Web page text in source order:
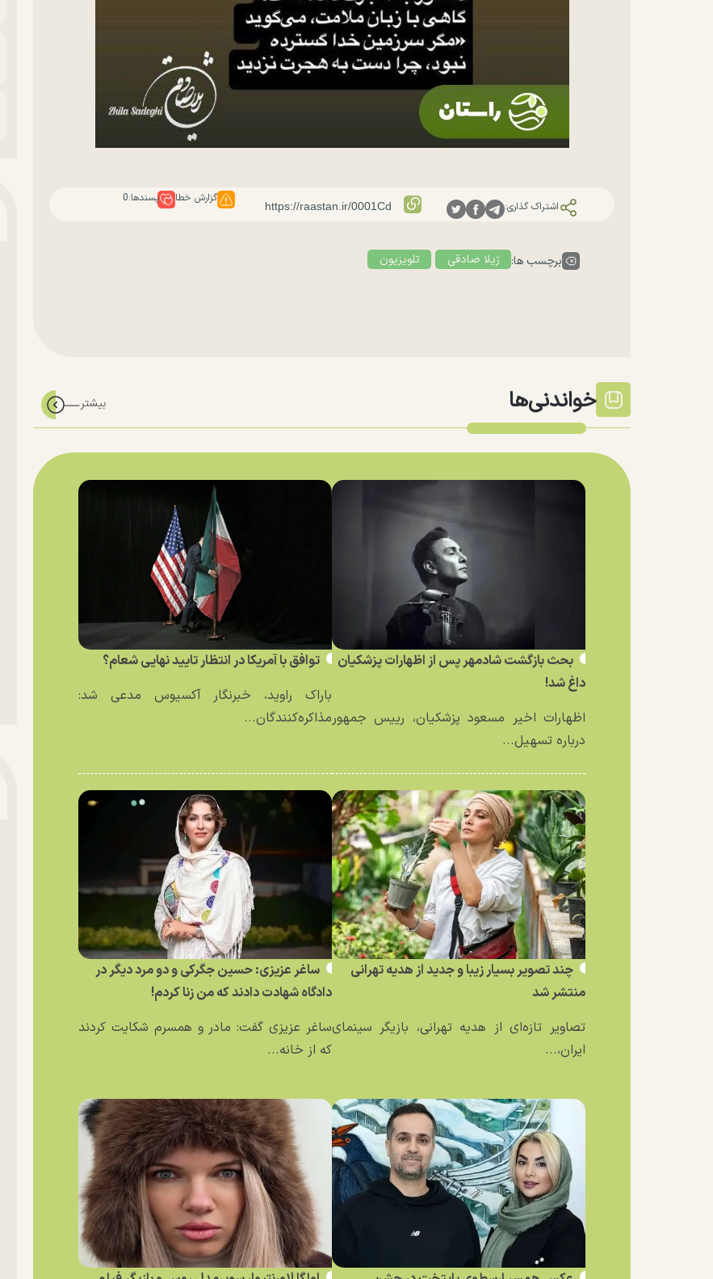
اشتراک گذاری:
گزارش خطا پسندها:0
برچسب ها: ژیلا صادقی تلویزیون
خواندنی‌ها
بحث بازگشت شادمهر پس از اظهارات پزشکیان
داغ شد!
اظهارات اخیر مسعود پزشکیان، رییس جمهور
درباره تسهیل...
توافق با آمریکا در انتظار تایید نهایی شعام؟
باراک راوید، خبرنگار آکسیوس مدعی شد:
مذاکره‌کنندگان...
چند تصویر بسیار زیبا و جدید از هدیه تهرانی
منتشر شد
تصاویر تازه‌ای از هدیه تهرانی، بازیگر سینمای
ایران،...
ساغر عزیزی: حسین جگرکی و دو مرد دیگر در
دادگاه شهادت دادند که من زنا کردم!
ساغر عزیزی گفت: مادر و همسرم شکایت کردند
که از خانه...